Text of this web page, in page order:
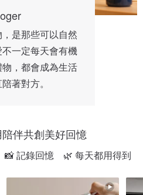
是那些可以自然
一定每天會有機
，都會成為生活
著對方。
伴共創美好回憶
記錄回憶　🌿 每天都用得到